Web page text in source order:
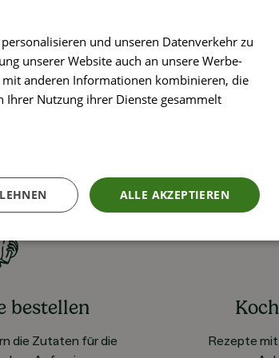
bestellen
die Zutaten für die
Rezepte
und unseren Datenverkehr zu
unserer Website auch an unsere Werbe-
anderen Informationen kombinieren, die
Ihrer Nutzung ihrer Dienste gesammelt
ALLE AKZEPTIEREN